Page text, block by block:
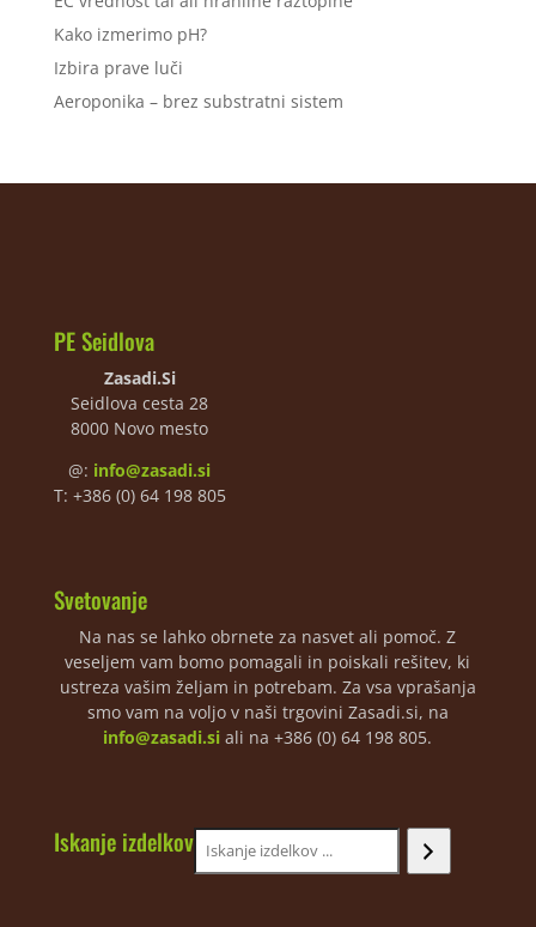
Kako izmerimo pH?
Izbira prave luči
Aeroponika – brez substratni sistem
PE Seidlova
Zasadi.Si
Seidlova cesta 28
8000 Novo mesto
@: info@zasadi.si
T: +386 (0) 64 198 805
Svetovanje
Na nas se lahko obrnete za nasvet ali pomoč. Z
veseljem vam bomo pomagali in poiskali rešitev, ki
ustreza vašim željam in potrebam. Za vsa vprašanja
smo vam na voljo v naši trgovini Zasadi.si, na
info@zasadi.si ali na +386 (0) 64 198 805.
Iskanje izdelkov